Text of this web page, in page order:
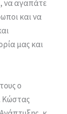
να αγαπάτε
και να
μας και
ο
Κώστας